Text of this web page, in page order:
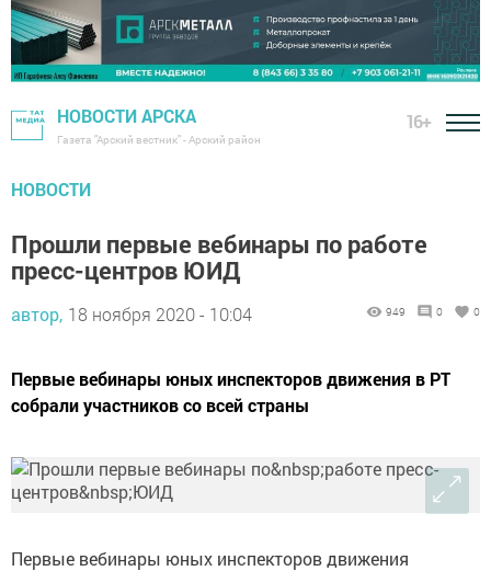
НОВОСТИ АРСКА
Газета "Арский вестник" - Арский район
16+
НОВОСТИ
Прошли первые вебинары по работе
пресс-центров ЮИД
автор, 18 ноября 2020 - 10:04 949 0 0
Первые вебинары юных инспекторов движения в РТ
собрали участников со всей страны
Первые вебинары юных инспекторов движения